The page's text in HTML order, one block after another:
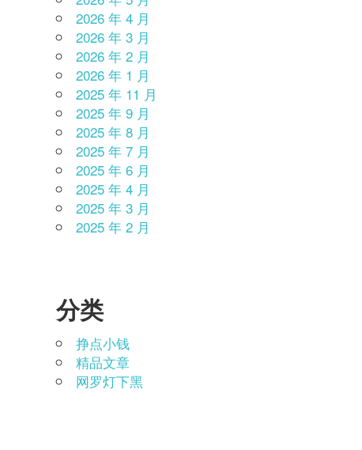
2026 年 4 月
2026 年 3 月
2026 年 2 月
2026 年 1 月
2025 年 11 月
2025 年 9 月
2025 年 8 月
2025 年 7 月
2025 年 6 月
2025 年 4 月
2025 年 3 月
2025 年 2 月
分类
挣点小钱
精品文章
网罗灯下黑